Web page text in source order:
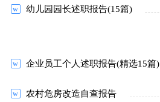
幼儿园园长述职报告(15篇)
企业员工个人述职报告(精选15篇)
农村危房改造自查报告